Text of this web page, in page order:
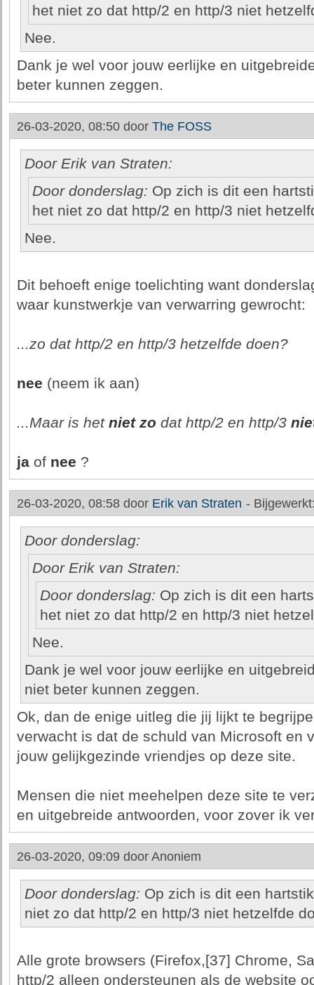
het niet zo dat http/2 en http/3 niet
Nee.
Dank je wel voor jouw eerlijke en
beter kunnen zeggen.
26-03-2020, 08:50 door The FOSS
Door Erik van Straten:
Door donderslag: Op zich is dit een
het niet zo dat http/2 en http/3 niet
Nee.
Dit behoeft enige toelichting want
waar kunstwerkje van verwarring gewrocht:
...zo dat http/2 en http/3 hetzelfde doen?
nee (neem ik aan)
...Maar is het niet zo dat http/2 en http/3
jaof nee ?
26-03-2020, 08:58 door Erik van Straten -
Door donderslag:
Door Erik van Straten:
Door donderslag: Op zich is dit een
het niet zo dat http/2 en http/3 niet
Nee.
Dank je wel voor jouw eerlijke en
niet beter kunnen zeggen.
Ok, dan de enige uitleg die jij lijkt te
verwacht is dat de schuld van Microsoft en
jouw gelijkgezinde vriendjes op deze site.
Mensen die niet meehelpen deze site te
en uitgebreide antwoorden, voor zover ik
26-03-2020, 09:09 door Anoniem
Door donderslag: Op zich is dit een
niet zo dat http/2 en http/3 niet hetzelfde
Alle grote browsers (Firefox,[37] Chrome,
http/2 alleen ondersteunen als de website